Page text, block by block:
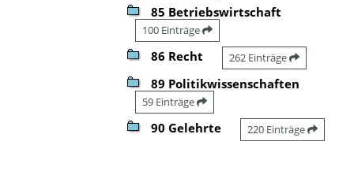
85 Betriebswirtschaft
100 Einträge
86 Recht 262 Einträge
89 Politikwissenschaften
59 Einträge
90 Gelehrte 220 Einträge